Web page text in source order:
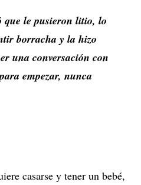
que le pusieron litio, lo
borracha y la hizo
una conversación con
empezar, nunca
casarse y tener un bebé,